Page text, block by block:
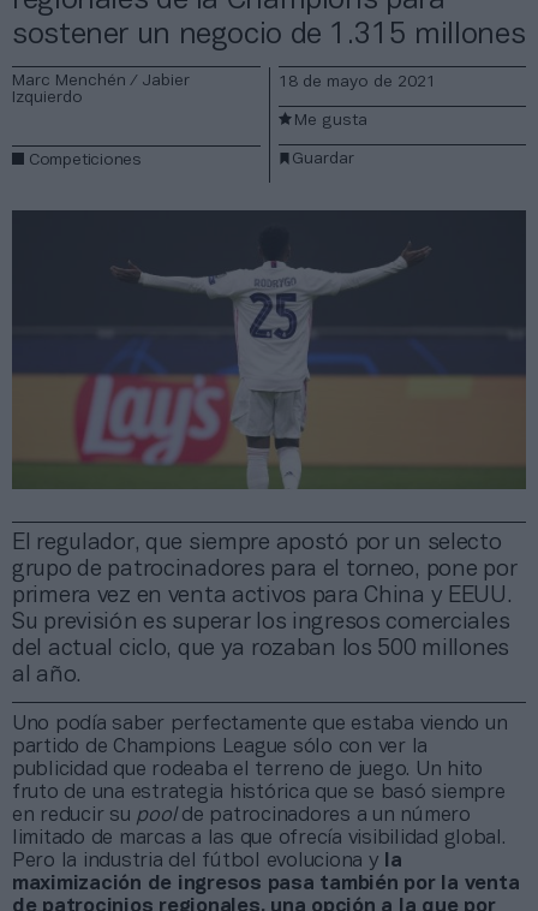
sostener un negocio de 1.315 millones
El regulador, que siempre apostó por un selecto
grupo de patrocinadores para el torneo, pone por
primera vez en venta activos para China y EEUU.
Su previsión es superar los ingresos comerciales
del actual ciclo, que ya rozaban los 500 millones
al año.
Marc Menchén / Jabier
Izquierdo
Competiciones
18 de mayo de 2021
Guardar
Me gusta
Uno podía saber perfectamente que estaba viendo un
partido de Champions League sólo con ver la
publicidad que rodeaba el terreno de juego. Un hito
fruto de una estrategia histórica que se basó siempre
en reducir su poolde patrocinadores a un número
limitado de marcas a las que ofrecía visibilidad global.
Pero la industria del fútbol evoluciona y
la
maximización de ingresos pasa también por la venta
de patrocinios regionales, una opción a la que por